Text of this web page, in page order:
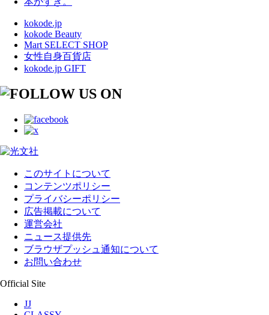
kokode.jp
kokode Beauty
Mart SELECT SHOP
女性自身百貨店
kokode.jp GIFT
このサイトについて
コンテンツポリシー
プライバシーポリシー
広告掲載について
運営会社
ニュース提供先
ブラウザプッシュ通知について
お問い合わせ
Official Site
JJ